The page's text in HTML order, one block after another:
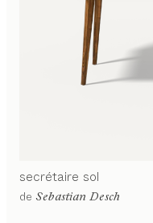
secrétaire sol
de Sebastian Desch